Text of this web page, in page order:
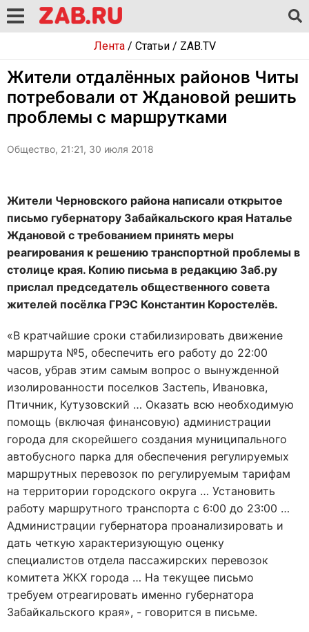
Лента/ Статьи/ ZAB.TV
Жители отдалённых районов Читы
потребовали от Ждановой решить
проблемы с маршрутками
Общество, 21:21, 30 июля 2018
Жители Черновского района написали открытое
письмо губернатору Забайкальского края Наталье
Ждановой с требованием принять меры
реагирования к решению транспортной проблемы в
столице края. Копию письма в редакцию Заб.ру
прислал председатель общественного совета
жителей посёлка ГРЭС Константин Коростелёв.
«В кратчайшие сроки стабилизировать движение
маршрута №5, обеспечить его работу до 22:00
часов, убрав этим самым вопрос о вынужденной
изолированности поселков Застепь, Ивановка,
Птичник, Кутузовский … Оказать всю необходимую
помощь (включая финансовую) администрации
города для скорейшего создания муниципального
автобусного парка для обеспечения регулируемых
маршрутных перевозок по регулируемым тарифам
на территории городского округа … Установить
работу маршрутного транспорта с 6:00 до 23:00 …
Администрации губернатора проанализировать и
дать четкую характеризующую оценку
специалистов отдела пассажирских перевозок
комитета ЖКХ города … На текущее письмо
требуем отреагировать именно губернатора
Забайкальского края», - говорится в письме.